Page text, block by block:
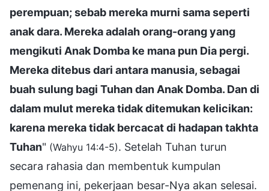
perempuan; sebab mereka murni sama seperti
anak dara. Mereka adalah orang-orang yang
mengikuti Anak Domba ke mana pun Dia pergi.
Mereka ditebus dari antara manusia, sebagai
buah sulung bagi Tuhan dan Anak Domba. Dan di
dalam mulut mereka tidak ditemukan kelicikan:
karena mereka tidak bercacat di hadapan takhta
Tuhan" (Wahyu 14:4-5). Setelah Tuhan turun
secara rahasia dan membentuk kumpulan
pemenang ini, pekerjaan besar-Nya akan selesai.